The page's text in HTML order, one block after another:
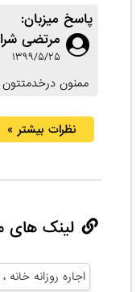
پاسخ میزبان:
مرتضی
۱۳۹۹/۵/۲۵
ممنون
نظرات بیشتر »
لینک های
اجاره روزانه